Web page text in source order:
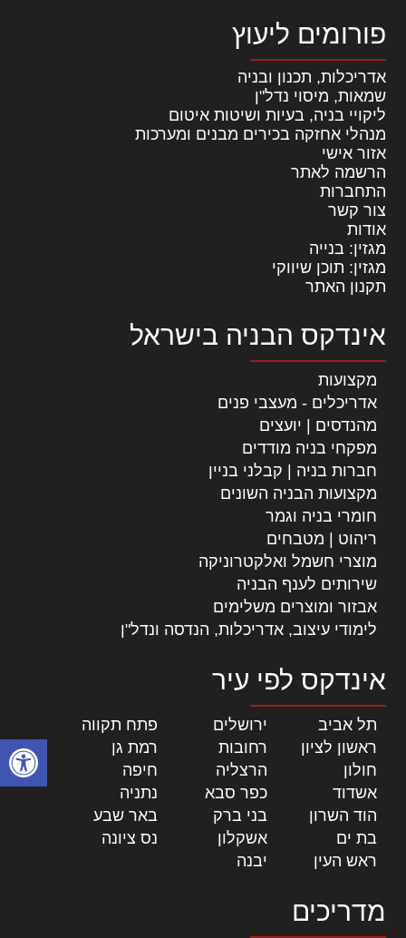
פתח
פורומים ליעוץ
אדריכלות, תכנון ובניה
שמאות, מיסוי נדל"ן
ליקויי בניה, בעיות ושיטות איטום
מנהלי אחזקה בכירים מבנים ומערכות
אזור אישי
הרשמה לאתר
התחברות
צור קשר
אודות
מגזין: בנייה
מגזין: תוכן שיווקי
תקנון האתר
אינדקס הבניה בישראל
מקצועות
אדריכלים - מעצבי פנים
מהנדסים | יועצים
מפקחי בניה מודדים
חברות בניה | קבלני בניין
מקצועות הבניה השונים
חומרי בניה וגמר
ריהוט | מטבחים
מוצרי חשמל ואלקטרוניקה
שירותים לענף הבניה
אבזור ומוצרים משלימים
לימודי עיצוב, אדריכלות, הנדסה ונדל"ן
אינדקס לפי עיר
תל אביב ירושלים פתח תקווה
ראשון לציון
רחובות רמת גן
חולון
הרצליה חיפה
אשדוד
כפר סבא נתניה
הוד השרון
בני ברק באר שבע
בת ים
אשקלון נס ציונה
ראש העין
יבנה
מדריכים